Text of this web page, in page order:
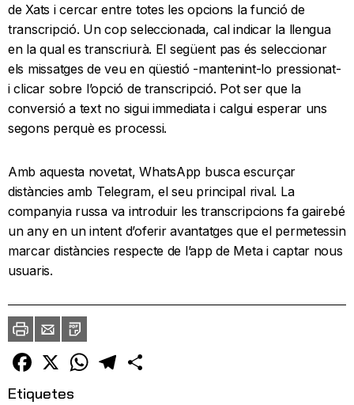
de Xats i cercar entre totes les opcions la funció de
transcripció. Un cop seleccionada, cal indicar la llengua
en la qual es transcriurà. El següent pas és seleccionar
els missatges de veu en qüestió -mantenint-lo pressionat-
i clicar sobre l’opció de transcripció. Pot ser que la
conversió a text no sigui immediata i calgui esperar uns
segons perquè es processi.
Amb aquesta novetat, WhatsApp busca escurçar
distàncies amb Telegram, el seu principal rival. La
companyia russa va introduir les transcripcions fa gairebé
un any en un intent d’oferir avantatges que el permetessin
marcar distàncies respecte de l’app de Meta i captar nous
usuaris.
ImprimirEnvia
un
amic
PDF
Facebook
X WhatsAppTelegram
Etiquetes